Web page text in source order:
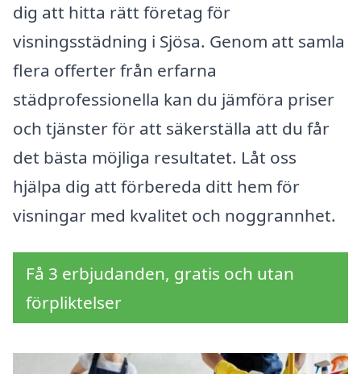
dig att hitta rätt företag för
visningsstädning i Sjösa. Genom att samla
flera offerter från erfarna
städprofessionella kan du jämföra priser
och tjänster för att säkerställa att du får
det bästa möjliga resultatet. Låt oss
hjälpa dig att förbereda ditt hem för
visningar med kvalitet och noggrannhet.
Få 3 erbjudanden, gratis och utan
förpliktelser